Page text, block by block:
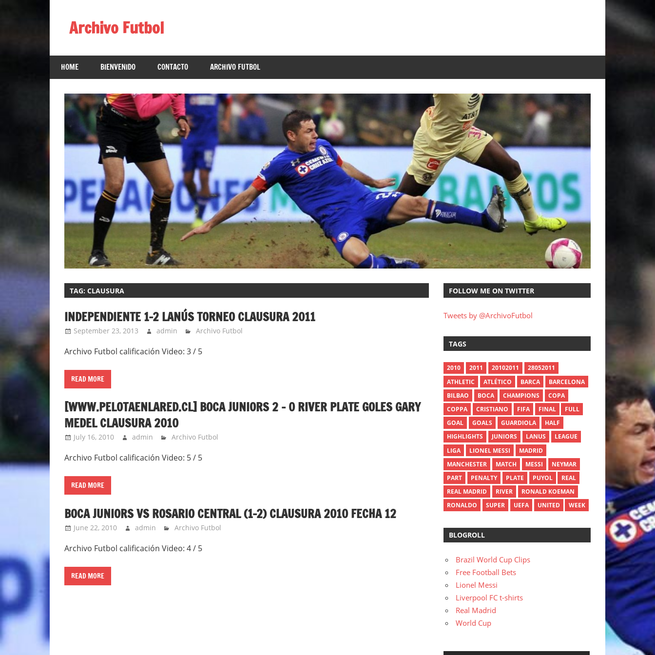
contentArchivo Futbol
Mejor
de
América
de
fútbol
HOME BIENVENIDO CONTACTO ARCHIVO FUTBOL
TAG:CLAUSURA
INDEPENDIENTE 1-2 LANÚS TORNEO CLAUSURA 2011
September 23, 2013 admin Archivo Futbol
Archivo Futbol calificación Video: 3 / 5
READ MORE
[WWW.PELOTAENLARED.CL] BOCA JUNIORS 2 – 0 RIVER PLATE GOLES GARY
MEDEL CLAUSURA 2010
July 16, 2010 admin Archivo Futbol
Archivo Futbol calificación Video: 5 / 5
READ MORE
BOCA JUNIORS VS ROSARIO CENTRAL (1-2) CLAUSURA 2010 FECHA 12
June 22, 2010 admin Archivo Futbol
Archivo Futbol calificación Video: 4 / 5
READ MORE
FOLLOW ME ON TWITTER
Tweets by @ArchivoFutbol
TAGS
2010 2011 20102011
28052011
ATHLETIC
ATLÉTICO BARCA
BARCELONA
BILBAO
BOCA CHAMPIONS
COPA
COPPA
CRISTIANO FIFA FINAL
FULL
GOAL
GOALS GUARDIOLA
HALF
HIGHLIGHTS
JUNIORS LANUS
LEAGUE
LIGA
LIONEL MESSI
MADRID
MANCHESTER
MATCH MESSI
NEYMAR
PART
PENALTY PLATE PUYOL
REAL
REAL MADRID
RIVER
RONALD KOEMAN
RONALDO
SUPER UEFA UNITED WEEK
BLOGROLL
Brazil World Cup Clips
Free Football Bets
Lionel Messi
Liverpool FC t-shirts
Real Madrid
World Cup